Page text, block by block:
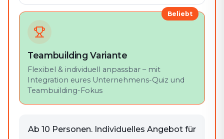
Beliebt
Teambuilding Variante
Flexibel & individuell anpassbar – mit
Integration eures Unternehmens-Quiz und
Teambuilding-Fokus
Ab 10 Personen. Individuelles Angebot für